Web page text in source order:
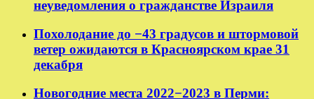
неуведомления о гражданстве Израиля
Похолодание до −43 градусов и штормовой
ветер ожидаются в Красноярском крае 31
декабря
Новогодние места 2022−2023 в Перми: